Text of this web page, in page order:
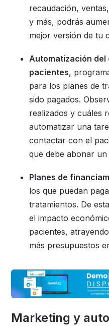
recaudación,
y más, podrás
mejor versión de tu
Automatización del
pacientes,
para los planes de
sido pagados.
realizados y cuáles
automatizar una
contactar con el
que debe abonar
Planes de
los que puedan
tratamientos. De
el impacto
pacientes,
más presupuestos
Marketing y